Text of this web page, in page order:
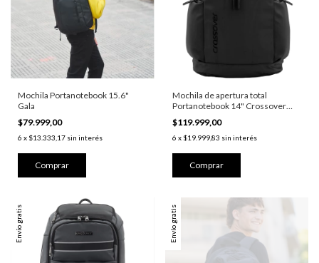
Mochila Portanotebook 15.6"
Gala
$79.999,00
6 x $13.333,17 sin interés
Mochila de apertura total
Portanotebook 14" Crossover
Qub
$119.999,00
6 x $19.999,83 sin interés
Envío gratis Envío gratis